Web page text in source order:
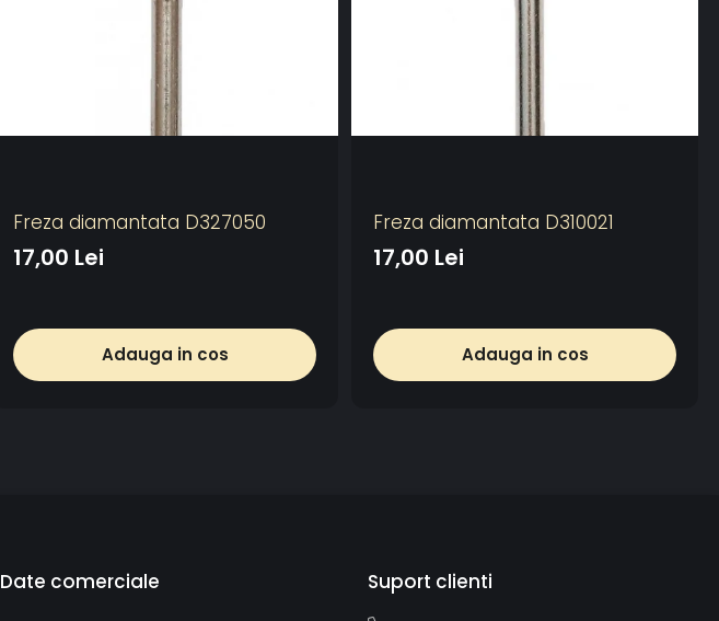
Freza diamantata D327050
17,00 Lei
Adauga in cos
Freza diamantata D310021
17,00 Lei
Adauga in cos
Date comerciale Suport clienti